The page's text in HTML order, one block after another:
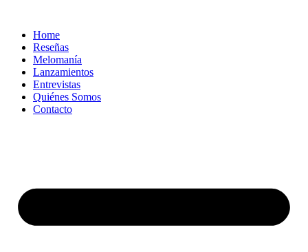
contenidoHome
Reseñas
Melomanía
Lanzamientos
Entrevistas
Quiénes Somos
Contacto